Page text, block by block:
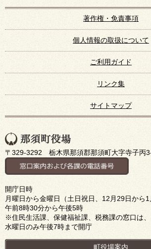
著作権・免責事項
個人情報の取扱について
ご利用ガイド
リンク集
サイトマップ
〒329-3292 栃木県那須郡那須町大字寺子丙
開庁日時
月曜日から金曜日（土日祝日、12月29日から1
午前8時30分から午後5時
※住民生活課、保健福祉課、税務課の窓口は、
水曜日のみ午後7時まで開庁
町役場案内